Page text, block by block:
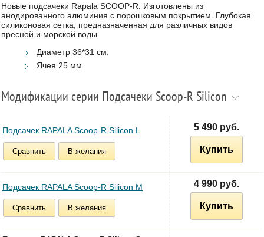
Новые подсачеки Rapala SCOOP-R. Изготовлены из
анодированного алюминия с порошковым покрытием. Глубокая
силиконовая сетка, предназначенная для различных видов
пресной и морской воды.
Диаметр 36*31 см.
Ячея 25 мм.
Модификации серии Подсачеки Scoop-R Silicon
Подсачек RAPALA Scoop-R Silicon L
Сравнить В желания
5 490 руб.
Купить
Подсачек RAPALA Scoop-R Silicon M
Сравнить В желания
4 990 руб.
Купить